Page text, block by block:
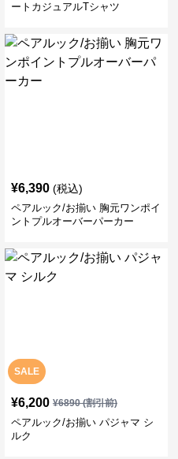
ートカジュアルTシャツ
¥6,390 (税込)
ペアルック/お揃い 胸元ワンポイ
ントプルオーバーパーカー
SALE
¥6,200 ¥6890(割引前)
ペアルック/お揃い パジャマ シ
ルク